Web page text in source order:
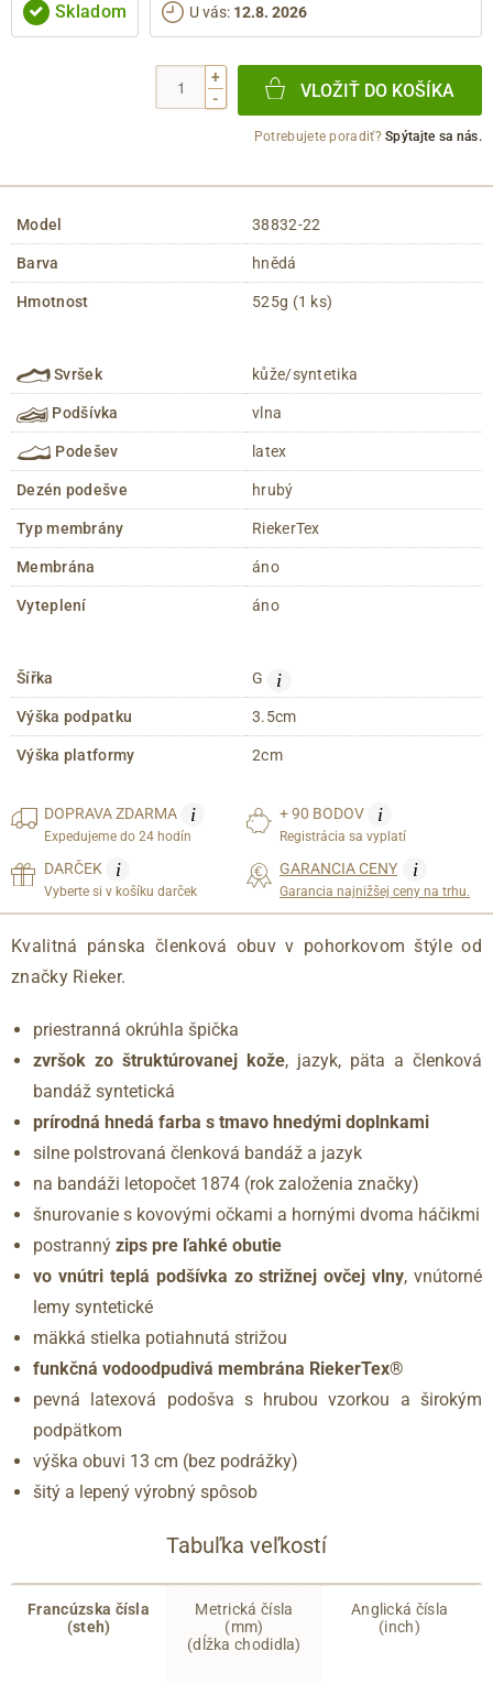
Skladom U vás: 12.8. 2026
+
-
VLOŽIŤ DO KOŠÍKA
Potrebujete poradiť?Spýtajte sa nás.
Model 38832-22
Barva hnědá
Hmotnost 525g (1 ks)
Svršek kůže/syntetika
Podšívka vlna
Podešev latex
Dezén podešve hrubý
Typ membrány RiekerTex
Membrána áno
Vyteplení áno
Šířka G i
Výška podpatku 3.5cm
Výška platformy 2cm
DOPRAVAZDARMA i
Expedujeme do 24 hodín
+ 90 BODOV i
Registrácia sa vyplatí
DARČEK i
Vyberte si v košíku darček
GARANCIA CENY i
Garancia najnižšej ceny na trhu.
Kvalitná pánska členková obuv v pohorkovom štýle od
značky Rieker.
priestranná okrúhla špička
zvršok zo štruktúrovanej kože, jazyk, päta a členková
bandáž syntetická
prírodná hnedá farba s tmavo hnedými doplnkami
silne polstrovaná členková bandáž a jazyk
na bandáži letopočet 1874 (rok založenia značky)
šnurovanie s kovovými očkami a hornými dvoma háčikmi
postranný zips pre ľahké obutie
vo vnútri teplá podšívka zo strižnej ovčej vlny, vnútorné
lemy syntetické
mäkká stielka potiahnutá strižou
funkčná vodoodpudivá membrána RiekerTex®
pevná latexová podošva s hrubou vzorkou a širokým
podpätkom
výška obuvi 13 cm (bez podrážky)
šitý a lepený výrobný spôsob
Tabuľka veľkostí
Francúzska čísla
(steh)
Metrická čísla
(mm)
(dĺžka chodidla)
Anglická čísla
(inch)